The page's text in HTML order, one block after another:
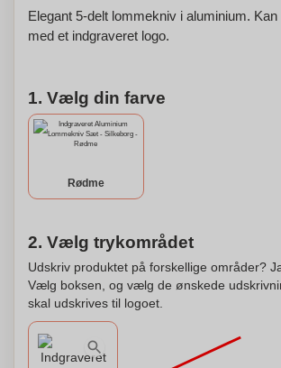
Elegant 5-delt lommekniv i aluminium.
med et indgraveret logo.
1. Vælg din farve
Rødme
2. Vælg trykområdet
Udskriv produktet på forskellige områder?
Vælg boksen, og vælg de ønskede
skal udskrives til logoet.